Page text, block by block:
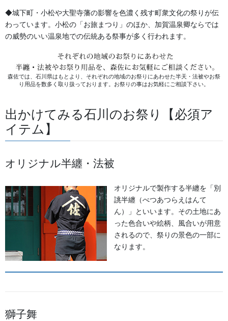
お客様のご予算やご要望に合わせた最適なプランをご提案いたし
ますので、まずは「どんな文字を、どれくらいのサイズで入れた
いか」をお気軽にご相談ください。
本商品は1枚からオーダーいただけますが、ご注文が10枚以下の場
合、少数量生産の型代・加工代が含まれるため、1枚あたりの価格
が高くなります。 あらかじめご了承いただけますと幸いです。
立てるのが「金駒刺繍」です。
これは日本の伝統的な刺繍技法のひとつで、主に太い金糸を生地
に縫い止めていく手法を指します。
お祭りの巡行や演舞では、衣装は太陽の光や提灯の灯りを浴びて
激しく動きます。 金駒刺繍は、光を様々な角度で反射するため、
「動いたときに最も美しく輝く」という特徴を持っています。ま
た、手仕事や特殊な専門機械を使いわけて頑丈に縫い留められて
調高さと格式を添えるための、最高峰の加飾技法です。
◆城下町・小松や大聖寺藩の影響を色濃く残す町衆文化の祭りが伝
わっています。小松の「お旅まつり」のほか、加賀温泉卿ならでは
の威勢のいい温泉地での伝統ある祭事が多く行われます。
森佐では、石川県はもとより、それぞれの地域のお祭りにあわせた半天・法被やお祭
り用品を数多く取り扱っております。お祭りの事はお気軽にご相談下さい。
出かけてみる石川のお祭り【必須ア
イテム】
オリジナル半纏・法被
オリジナルで製作する半纏を「別
誂半纏（べつあつらえはんて
ん）」といいます。その土地にあ
った色合いや絵柄、風合いが用意
されるので、祭りの景色の一部に
なります。
獅子舞